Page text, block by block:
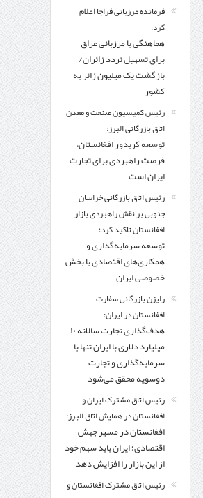
فرمانده مرزبانی فراجا اعلام
کرد:
هماهنگی با مرزبانی عراق
برای تسهیل تردد زائران/
بازگشت یک میلیون زائر به
کشور
رئیس کمیسیون صنعت و معدن
اتاق بازرگانی البرز:
توسعه کریدور افغانستان،
فرصت راهبردی برای تجارت
ایران است
رئیس اتاق بازرگانی خراسان
جنوبی بر نقش راهبردی بازار
افغانستان تاکید کرد؛
توسعه سرمایه‌گذاری و
همکاری‌های اقتصادی با بخش
خصوصی ایران
رایزن بازرگانی سفارت
افغانستان در ایران:
هدف‌گذاری تجارت سالانه ۱۰
میلیارد دلاری با ایران تنها با
سرمایه‌گذاری و تجارت
دوسویه محقق می‌شود
رئیس اتاق مشترک ایران و
افغانستان در همایش اتاق البرز:
افغانستان در مسیر جهش
اقتصادی؛ ایران باید سهم خود
از این بازار را افزایش دهد
رئیس اتاق مشترک افغانستان و